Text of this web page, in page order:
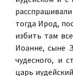
тогда Ирод,
избить там
Иоанне, сыне
чудесного, и
царь